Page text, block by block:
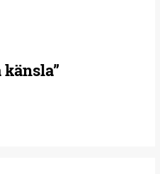
känsla”